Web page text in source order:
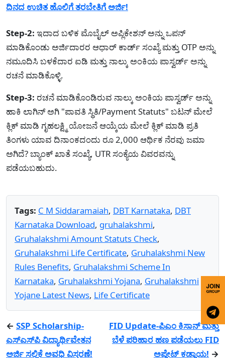
ದಿನದ ಉಚಿತ ಹೊಲಿಗೆ ತರಬೇತಿಗೆ ಅರ್ಜಿ!
Step-2: ಇದಾದ ಬಳಿಕ ಮೊಬೈಲ್ ಅಪ್ಲಿಕೇಶನ್ ಅನ್ನು ಒಪನ್
ಮಾಡಿಕೊಂಡು ಅರ್ಜಿದಾರರ ಆಧಾರ್ ಕಾರ್ಡ್ ಸಂಖ್ಯೆ ಮತ್ತು OTP ಅನ್ನು
ನಮೂದಿಸಿ ಬಳಕೆದಾರ ಐಡಿ ಮತ್ತು ನಾಲ್ಕು ಅಂಕಿಯ ಪಾಸ್ವರ್ಡ್ ಅನ್ನು
ರಚನೆ ಮಾಡಿಕೊಳ್ಳಿ.
Step-3: ರಚನೆ ಮಾಡಿಕೊಂಡಿರುವ ನಾಲ್ಕು ಅಂಕಿಯ ಪಾಸ್ವರ್ಡ್ ಅನ್ನು
ಹಾಕಿ ಲಾಗಿನ್ ಅಗಿ "ಪಾವತಿ ಸ್ಥಿತಿ/Payment Statuts" ಬಟನ್ ಮೇಲೆ
ಕ್ಲಿಕ್ ಮಾಡಿ ಗೃಹಲಕ್ಷ್ಮಿ ಯೋಜನೆ ಆಯ್ಕೆಯ ಮೇಲೆ ಕ್ಲಿಕ್ ಮಾಡಿ ಪ್ರತಿ
ತಿಂಗಳು ಯಾವ ದಿನಾಂಕದಂದು ರೂ 2,000 ಆರ್ಥಿಕ ನೆರವು ಜಮಾ
ಅಗಿದೆ? ಬ್ಯಾಂಕ್ ಖಾತೆ ಸಂಖ್ಯೆ, UTR ಸಂಕ್ಯೆಯ ವಿವರವನ್ನು
ಪಡೆಯಬಹುದು.
Tags: C M Siddaramaiah, DBT Karnataka, DBT
Karnataka Download, gruhalakshmi,
Gruhalakshmi Amount Statuts Check,
Gruhalakshmi Life Certificate, Gruhalakshmi New
Rules Benefits, Gruhalakshmi Scheme In
Karnataka, Gruhalakshmi Yojana, Gruhalakshmi
Yojane Latest News, Life Certificate
← SSP Scholarship-
ಎಸ್‌ಎಸ್‌ಪಿ ವಿದ್ಯಾರ್ಥಿವೇತನ
ಅರ್ಜಿ ಸಲ್ಲಿಕೆ ಅವಧಿ ವಿಸ್ತರಣೆ!
FID Update-ಪಿಎಂ ಕಿಸಾನ್ ಮತ್ತು
ಬೆಳೆ ಪರಿಹಾರ ಹಣ ಪಡೆಯಲು FID
ಅಪ್ಡೇಟ್ ಕಡ್ಡಾಯ! →